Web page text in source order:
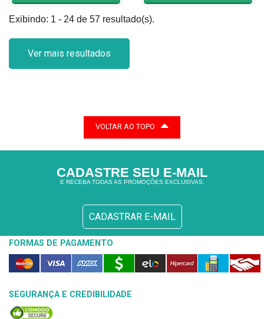
Exibindo: 1 - 24 de 57 resultado(s).
Ver mais resultados
VOLTAR AO TOPO
CADASTRE SEU E-MAIL
E RECEBA TODAS AS PROMOÇÕES EXCLUSIVAS.
CADASTRAR E-MAIL
FORMAS DE PAGAMENTO
SEGURANÇA E CREDIBILIDADE